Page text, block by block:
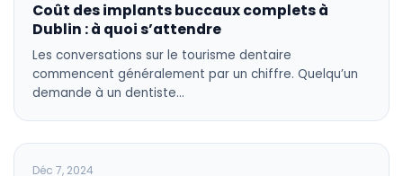
Coût des implants buccaux complets à
Dublin : à quoi s’attendre
Les conversations sur le tourisme dentaire
commencent généralement par un chiffre. Quelqu’un
demande à un dentiste…
BLOG
Déc 7, 2024